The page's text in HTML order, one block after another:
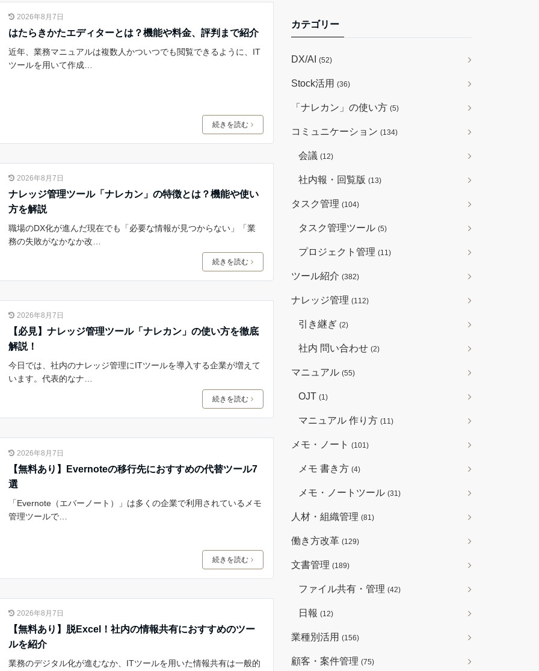
2026年8月7日
はたらきかたエディターとは？機能や料金、評判まで紹介
近年、業務マニュアルは複数人かついつでも閲覧できるように、IT
ツールを用いて作成…
続きを読む
2026年8月7日
ナレッジ管理ツール「ナレカン」の特徴とは？機能や使い
方を解説
職場のDX化が進んだ現在でも「必要な情報が見つからない」「業
務の失敗がなかなか改…
続きを読む
2026年8月7日
【必見】ナレッジ管理ツール「ナレカン」の使い方を徹底
解説！
今日では、社内のナレッジ管理にITツールを導入する企業が増えて
います。代表的なナ…
続きを読む
2026年8月7日
【無料あり】Evernoteの移行先におすすめの代替ツール7
選
「Evernote（エバーノート）」は多くの企業で利用されているメモ
管理ツールで…
続きを読む
2026年8月7日
【無料あり】脱Excel！社内の情報共有におすすめのツー
ルを紹介
業務のデジタル化が進むなか、ITツールを用いた情報共有は一般的
カテゴリー
DX/AI (52)
Stock活用 (36)
「ナレカン」の使い方 (5)
コミュニケーション (134)
会議 (12)
社内報・回覧版 (13)
タスク管理 (104)
タスク管理ツール (5)
プロジェクト管理 (11)
ツール紹介 (382)
ナレッジ管理 (112)
引き継ぎ (2)
社内 問い合わせ (2)
マニュアル (55)
OJT (1)
マニュアル 作り方 (11)
メモ・ノート (101)
メモ 書き方 (4)
メモ・ノートツール (31)
人材・組織管理 (81)
働き方改革 (129)
文書管理 (189)
ファイル共有・管理 (42)
日報 (12)
業種別活用 (156)
顧客・案件管理 (75)